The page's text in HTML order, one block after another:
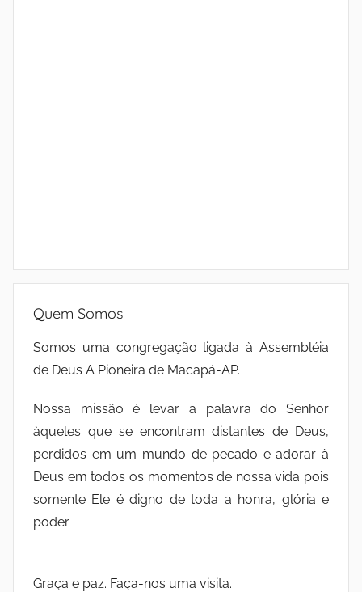
Quem Somos
Somos uma congregação ligada à Assembléia
de Deus A Pioneira de Macapá-AP.
Nossa missão é levar a palavra do Senhor
àqueles que se encontram distantes de Deus,
perdidos em um mundo de pecado e adorar à
Deus em todos os momentos de nossa vida pois
somente Ele é digno de toda a honra, glória e
poder.
Graça e paz. Faça-nos uma visita.